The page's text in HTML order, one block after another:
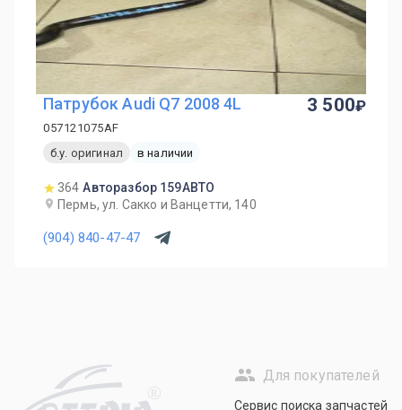
Патрубок Audi Q7 2008 4L
057121075AF
б.у. оригинал
в наличии
364 Авторазбор 159АВТО
Пермь, ул. Сакко и Ванцетти, 140
(904) 840-47-47
3 500
R
Для покупателей
Сервис поиска запчастей